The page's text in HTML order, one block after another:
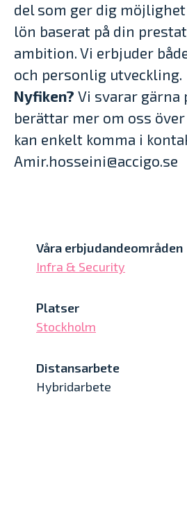
del som ger dig
lön baserat på din
ambition. Vi erbjuder
och personlig utveckling.
Nyfiken? Vi svarar gärna
berättar mer om oss
kan enkelt komma i
Amir.hosseini@accigo.se
Våra erbjudandeområden
Infra & Security
Platser
Stockholm
Distansarbete
Hybridarbete